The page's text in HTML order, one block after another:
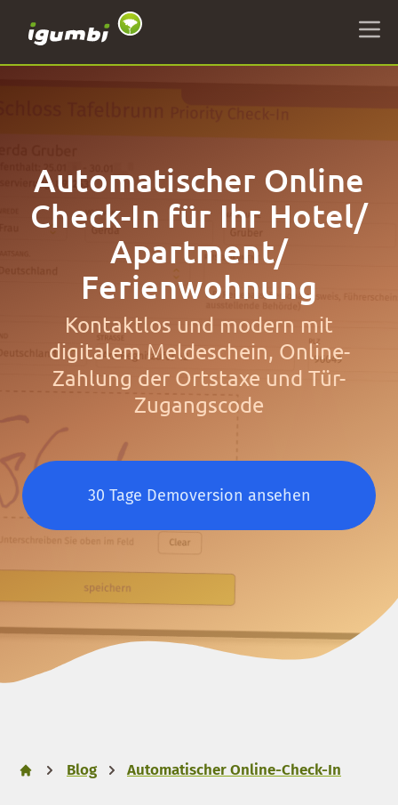
Automatischer Online
Check-In für Ihr Hotel/
Apartment/
Ferienwohnung
Kontaktlos und modern mit
digitalem Meldeschein, Online-
Zahlung der Ortstaxe und Tür-
Zugangscode
30 Tage Demoversion ansehen
Blog Automatischer Online-Check-In